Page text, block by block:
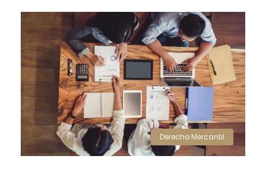
Derecho Mercantil